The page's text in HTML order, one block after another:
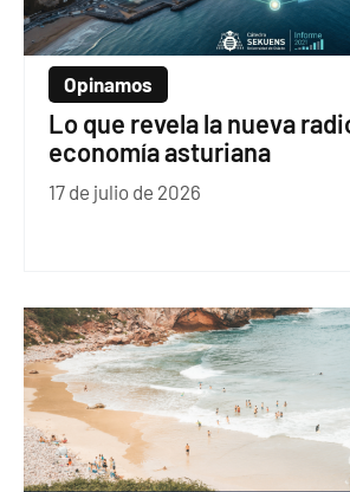
Opinamos
Lo que revela la nueva
economía asturiana
17 de julio de 2026